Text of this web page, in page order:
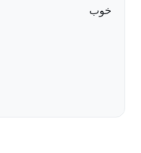
خوب